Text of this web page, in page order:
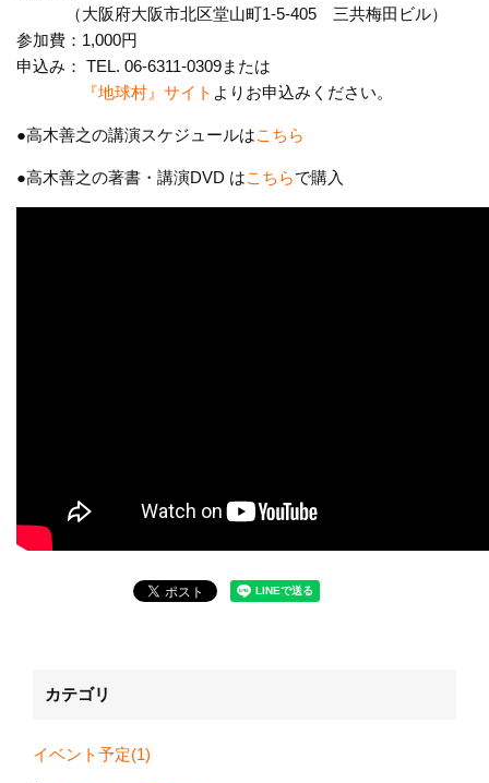
（大阪府大阪市北区堂山町1-5-405 三共梅田ビル）
参加費：1,000円
申込み： TEL. 06-6311-0309または
『地球村』サイト よりお申込みください。
●高木善之の講演スケジュールはこちら
●高木善之の著書・講演DVD はこちらで購入
カテゴリ
イベント予定(1)